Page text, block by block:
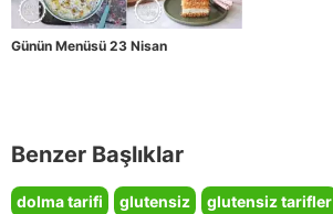
Günün Menüsü 23 Nisan
Benzer Başlıklar
dolma tarifi glutensiz glutensiz tarifler